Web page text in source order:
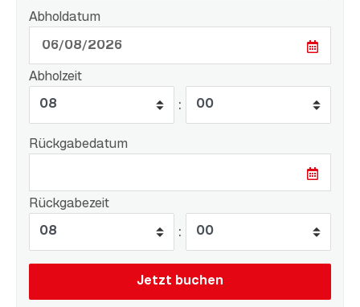
Abholdatum
Abholzeit
:
Rückgabedatum
Rückgabezeit
: